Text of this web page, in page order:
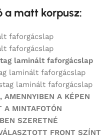
a matt korpusz:
faforgácslap
faforgácslap
laminált faforgácslap
laminált faforgácslap
laminált faforgácslap
AMENNYIBEN A KÉPEN
A MINTAFOTÓN
SZERETNÉ
FRONT SZÍNT